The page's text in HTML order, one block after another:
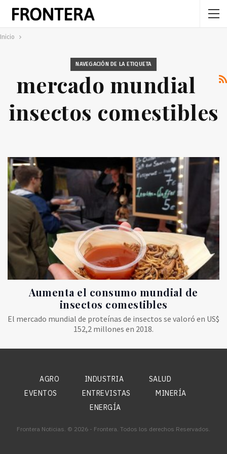
Inicio
NAVEGACIÓN DE LA ETIQUETA
mercado mundial
insectos comestibles
Aumenta el consumo mundial de
insectos comestibles
El mercado mundial de proteínas de insectos se valoró en US$
152,2 millones en 2018.
AGRO INDUSTRIA
SALUD
EVENTOS
ENTREVISTAS
MINERÍA
ENERGÍA
Frontera Noticias. © 2026 - Frontera. Todos los derechos Reservados.